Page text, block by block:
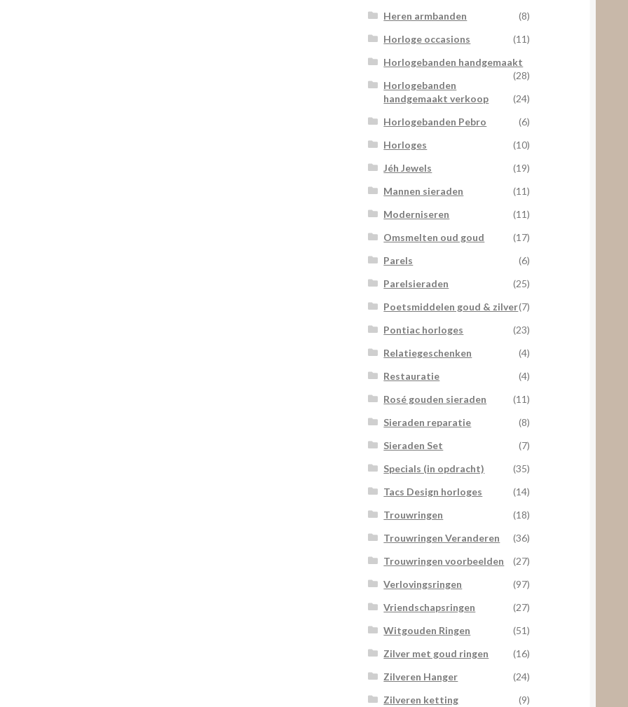
Heren armbanden
(8)
Horloge occasions
(11)
Horlogebanden handgemaakt
(28)
Horlogebanden
handgemaakt verkoop
(24)
Horlogebanden Pebro
(6)
Horloges
(10)
Jéh Jewels
(19)
Mannen sieraden
(11)
Moderniseren
(11)
Omsmelten oud goud
(17)
Parels
(6)
Parelsieraden
(25)
Poetsmiddelen goud & zilver(7)
Pontiac horloges
(23)
Relatiegeschenken
(4)
Restauratie
(4)
Rosé gouden sieraden
(11)
Sieraden reparatie
(8)
Sieraden Set
(7)
Specials (in opdracht)
(35)
Tacs Design horloges
(14)
Trouwringen
(18)
Trouwringen Veranderen
(36)
Trouwringen voorbeelden
(27)
Verlovingsringen
(97)
Vriendschapsringen
(27)
Witgouden Ringen
(51)
Zilver met goud ringen
(16)
Zilveren Hanger
(24)
Zilveren ketting
(9)